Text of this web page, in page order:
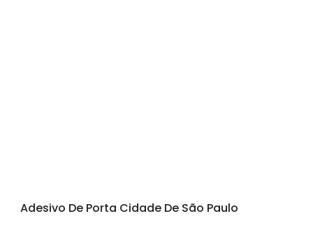
Adesivo De Porta Cidade De São Paulo